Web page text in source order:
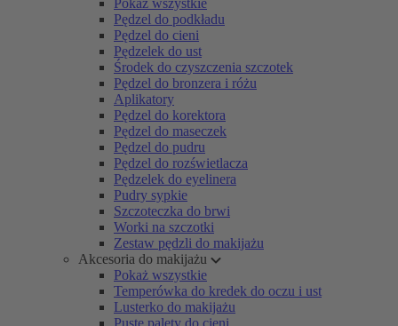
Pokaż wszystkie
Pędzel do podkładu
Pędzel do cieni
Pędzelek do ust
Środek do czyszczenia szczotek
Pędzel do bronzera i różu
Aplikatory
Pędzel do korektora
Pędzel do maseczek
Pędzel do pudru
Pędzel do rozświetlacza
Pędzelek do eyelinera
Pudry sypkie
Szczoteczka do brwi
Worki na szczotki
Zestaw pędzli do makijażu
Akcesoria do makijażu
Pokaż wszystkie
Temperówka do kredek do oczu i ust
Lusterko do makijażu
Puste palety do cieni